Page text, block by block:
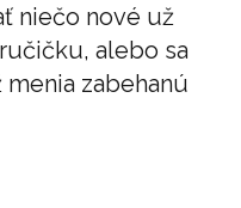
niečo nové už
alebo sa
zabehanú